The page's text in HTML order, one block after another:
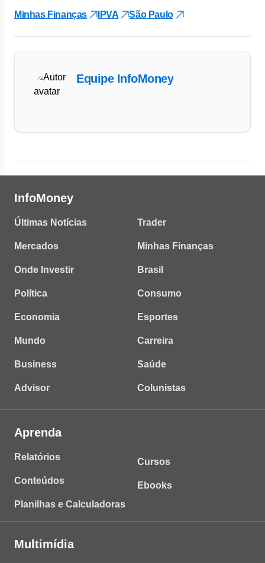
Minhas Finanças IPVA São Paulo
Equipe InfoMoney
InfoMoney
Últimas Notícias
Mercados
Onde Investir
Política
Economia
Mundo
Business
Advisor
Trader
Minhas Finanças
Brasil
Consumo
Esportes
Carreira
Saúde
Colunistas
Aprenda
Relatórios
Conteúdos
Planilhas e Calculadoras
Cursos
Ebooks
Multimídia